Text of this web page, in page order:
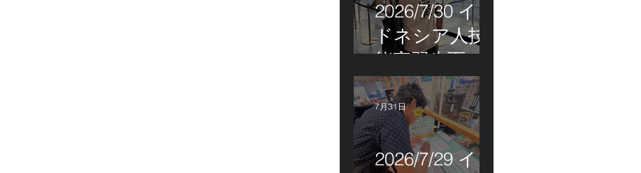
2026/7/30 イン
ドネシア人技
能実習生面接
＆インドネシ
ア人R君お見送
り！
2026/7/29 イン
7月31日